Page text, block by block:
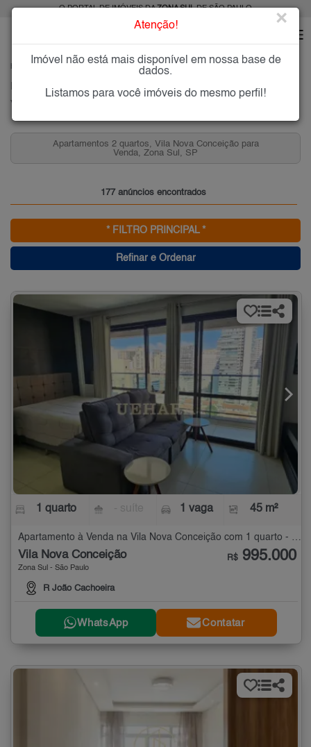
O PORTAL DE IMÓVEIS DAZONA SULDE SÃO PAULO
VILA NOVA CONCEIÇÃO
Imóveis à Venda na Vila Nova Conceição, Zona Sul de São Paulo
Vila Nova Conceição, Zona Sul
Apartamentos 2 quartos, Vila Nova Conceição para
Venda, Zona Sul, SP
177 anúncios encontrados
* FILTRO PRINCIPAL *
Refinar e Ordenar
1 quarto 1 vaga 45 m²
Apartamento à Venda na Vila Nova Conceição com 1 quarto - 45 m²
Vila Nova Conceição
Zona Sul - São Paulo
R João Cachoeira
R$ 995.000
WhatsApp Contatar
Atenção! ×
Imóvel não está mais disponível em nossa base de
dados.
Listamos para você imóveis do mesmo perfil!